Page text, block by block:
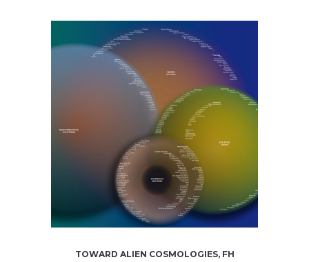
TOWARD ALIEN COSMOLOGIES, FH